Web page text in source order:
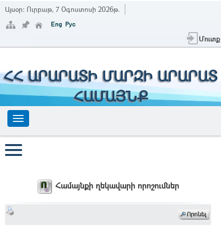
Այսօր: Ուրբաթ, 7 Օգոստոսի 2026թ.
Մուտք
ՀՀ ԱՐԱՐԱՏԻ ՄԱՐԶԻ ԱՐԱՐԱՏ
ՀԱՄԱՅՆՔ
Համայնքի ղեկավարի որոշումներ